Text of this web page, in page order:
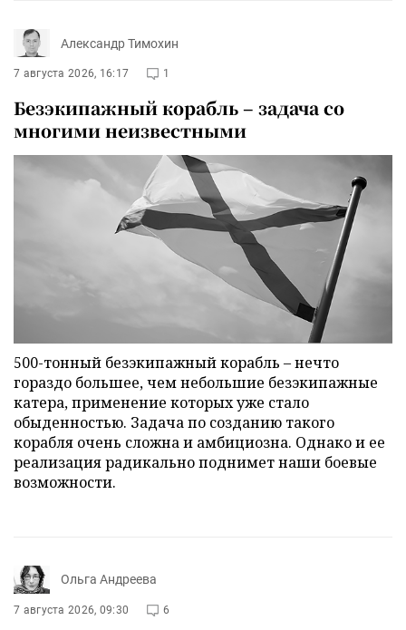
Александр Тимохин
7 августа 2026, 16:17 1
Безэкипажный корабль – задача со
многими неизвестными
500-тонный безэкипажный корабль – нечто
гораздо большее, чем небольшие безэкипажные
катера, применение которых уже стало
обыденностью. Задача по созданию такого
корабля очень сложна и амбициозна. Однако и ее
реализация радикально поднимет наши боевые
возможности.
Ольга Андреева
7 августа 2026, 09:30 6